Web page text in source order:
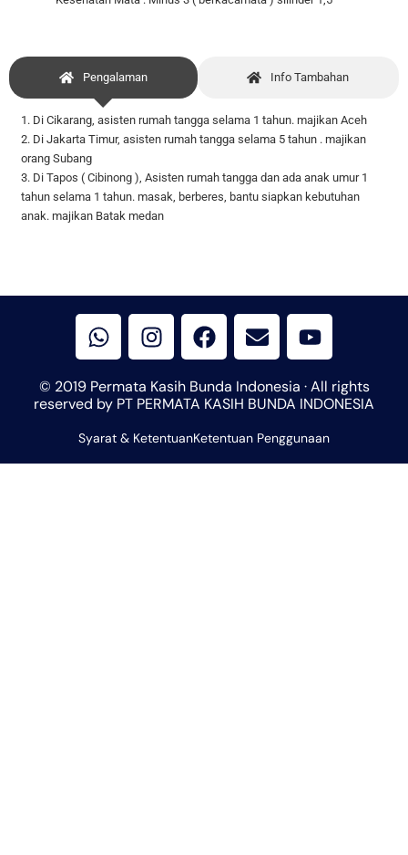
Pengalaman Info Tambahan
1. Di Cikarang, asisten rumah tangga selama 1 tahun. majikan Aceh
2. Di Jakarta Timur, asisten rumah tangga selama 5 tahun . majikan
orang Subang
3. Di Tapos ( Cibinong ), Asisten rumah tangga dan ada anak umur 1
tahun selama 1 tahun. masak, berberes, bantu siapkan kebutuhan
anak. majikan Batak medan
h
a
t
s
a
p
p
n
s
t
a
r
a
a
c
b
o
k
n
v
e
l
p
e
o
u
t
u
e
© 2019 Permata Kasih Bunda Indonesia · All rights
reserved by PT PERMATA KASIH BUNDA INDONESIA
Syarat & KetentuanKetentuan Penggunaan